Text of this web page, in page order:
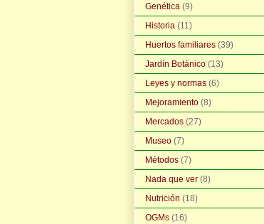
Genética (9)
Historia (11)
Huertos familiares (39)
Jardín Botánico (13)
Leyes y normas (6)
Mejoramiento (8)
Mercados (27)
Museo (7)
Métodos (7)
Nada que ver (8)
Nutrición (18)
OGMs (16)